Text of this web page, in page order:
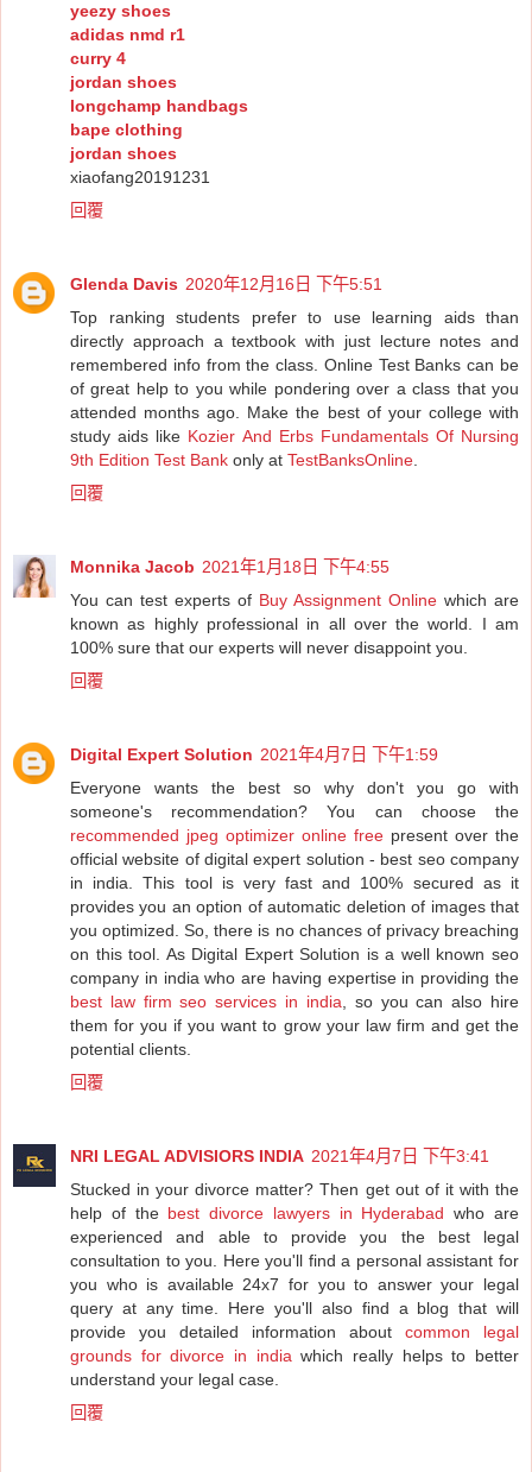
yeezy shoes
adidas nmd r1
curry 4
jordan shoes
longchamp handbags
bape clothing
jordan shoes
xiaofang20191231
回覆
Glenda Davis 2020年12月16日 下午5:51
Top ranking students prefer to use learning aids than
directly approach a textbook with just lecture notes and
remembered info from the class. Online Test Banks can be
of great help to you while pondering over a class that you
attended months ago. Make the best of your college with
study aids like Kozier And Erbs Fundamentals Of Nursing
9th Edition Test Bank only at TestBanksOnline
回覆
Monnika Jacob 2021年1月18日 下午4:55
You can test experts of Buy Assignment Online which are
known as highly professional in all over the world. I am
100% sure that our experts will never disappoint you.
回覆
Digital Expert Solution 2021年4月7日 下午1:59
Everyone wants the best so why don't you go with
someone's recommendation? You can choose the
recommended jpeg optimizer online free present over the
official website of digital expert solution - best seo company
in india. This tool is very fast and 100% secured as it
provides you an option of automatic deletion of images that
you optimized. So, there is no chances of privacy breaching
on this tool. As Digital Expert Solution is a well known seo
company in india who are having expertise in providing the
best law firm seo services in india , so you can also hire
them for you if you want to grow your law firm and get the
potential clients.
回覆
NRI LEGAL ADVISIORS INDIA 2021年4月7日 下午3:41
Stucked in your divorce matter? Then get out of it with the
help of the best divorce lawyers in Hyderabad who are
experienced and able to provide you the best legal
consultation to you. Here you'll find a personal assistant for
you who is available 24x7 for you to answer your legal
query at any time. Here you'll also find a blog that will
provide you detailed information about common legal
grounds for divorce in india which really helps to better
understand your legal case.
回覆